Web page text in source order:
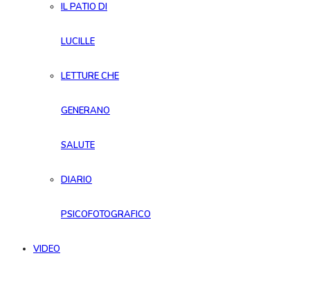
IL PATIO DI
LUCILLE
LETTURE CHE
GENERANO
SALUTE
DIARIO
PSICOFOTOGRAFICO
VIDEO